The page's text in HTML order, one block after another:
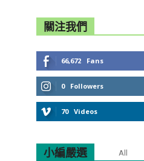
關注我們
66,672 Fans
0 Followers
70 Videos
小編嚴選 All